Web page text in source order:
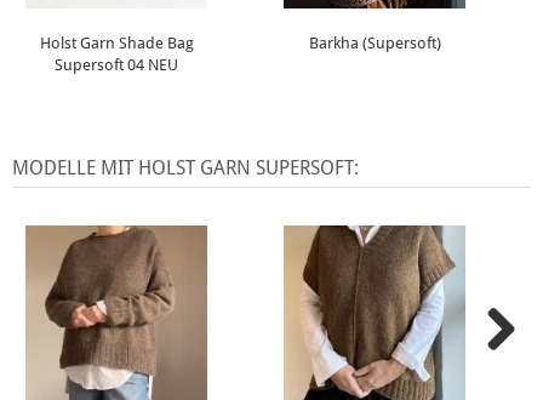
Holst Garn Shade Bag
Supersoft 04 NEU
Barkha (Supersoft)
MODELLE MIT HOLST GARN SUPERSOFT: